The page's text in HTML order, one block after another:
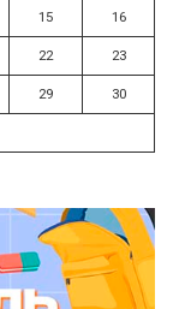
15 16
22 23
29 30